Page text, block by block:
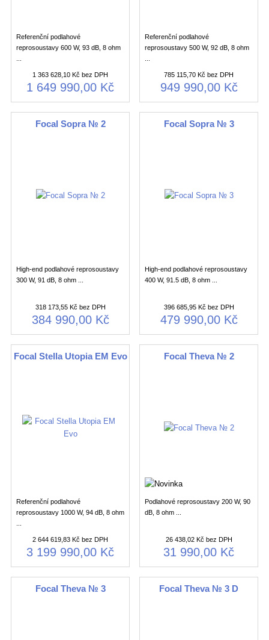
Referenční podlahové
reprosoustavy 600 W, 93 dB, 8 ohm
1 363 628,10 Kč bez DPH
1 649 990,00 Kč
Referenční podlahové
reprosoustavy 500 W, 92 dB, 8 ohm
785 115,70 Kč bez DPH
949 990,00 Kč
Focal Sopra № 2
High-end podlahové reprosoustavy
300 W, 91 dB, 8 ohm ...
318 173,55 Kč bez DPH
384 990,00 Kč
Focal Sopra № 3
High-end podlahové reprosoustavy
400 W, 91.5 dB, 8 ohm ...
396 685,95 Kč bez DPH
479 990,00 Kč
Focal Stella Utopia EM Evo
Referenční podlahové
reprosoustavy 1000 W, 94 dB, 8 ohm
2 644 619,83 Kč bez DPH
3 199 990,00 Kč
Focal Theva № 2
Podlahové reprosoustavy 200 W, 90
dB, 8 ohm ...
26 438,02 Kč bez DPH
31 990,00 Kč
Focal Theva № 3 Focal Theva № 3 D